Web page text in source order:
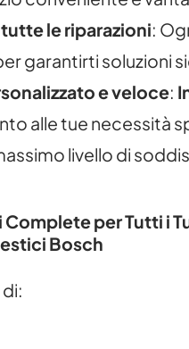
tutte le riparazioni:
garantirti soluzioni
e veloce:
alle tue necessità
livello di
Complete per Tutti i
Bosch